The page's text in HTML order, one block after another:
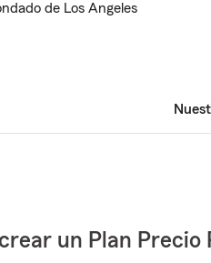
de Los Angeles
un Plan Precio